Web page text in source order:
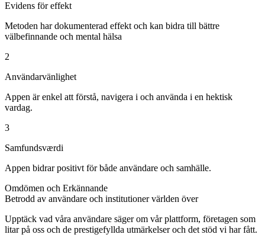
Evidens för effekt
Metoden har dokumenterad effekt och kan bidra till bättre
välbefinnande och mental hälsa
2
Användarvänlighet
Appen är enkel att förstå, navigera i och använda i en hektisk
vardag.
3
Samfundsværdi
Appen bidrar positivt för både användare och samhälle.
Omdömen och Erkännande
Betrodd av användare och institutioner världen över
Upptäck vad våra användare säger om vår plattform, företagen som
litar på oss och de prestigefyllda utmärkelser och det stöd vi har fått.